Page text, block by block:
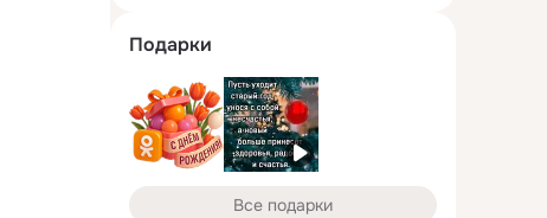
Подарки
Все подарки